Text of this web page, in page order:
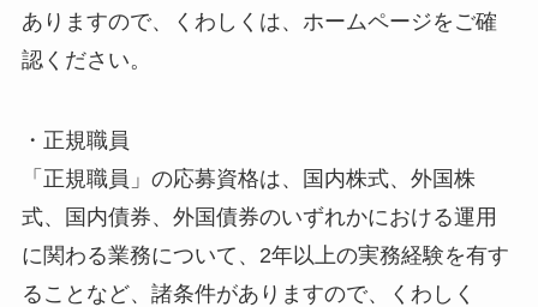
ありますので、くわしくは、ホームページをご確
認ください。
・正規職員
「正規職員」の応募資格は、国内株式、外国株
式、国内債券、外国債券のいずれかにおける運用
に関わる業務について、2年以上の実務経験を有す
ることなど、諸条件がありますので、くわしく